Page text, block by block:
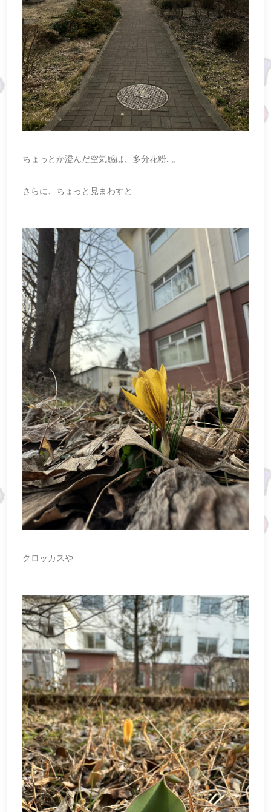
ちょっとか澄んだ空気感は、多分花粉…。
さらに、ちょっと見まわすと
クロッカスや